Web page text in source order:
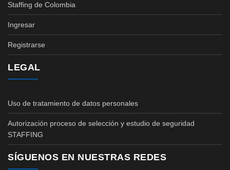
Staffing de Colombia
Ingresar
Registrarse
LEGAL
Uso de tratamiento de datos personales
Autorización proceso de selección y estudio de seguridad
STAFFING
SÍGUENOS EN NUESTRAS REDES